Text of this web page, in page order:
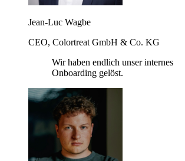
Jean-Luc Wagbe
CEO, Colortreat GmbH & Co. KG
Wir haben endlich unser internes
Onboarding gelöst.